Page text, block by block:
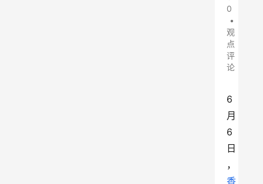
0
•
观
点
评
论
6
月
6
日
，
香